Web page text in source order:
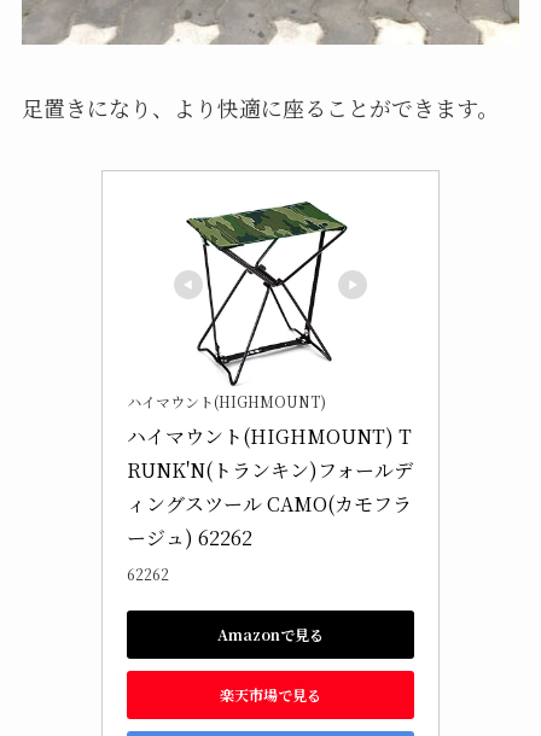
足置きになり、より快適に座ることができます。
ハイマウント(HIGHMOUNT)
ハイマウント(HIGHMOUNT) T
RUNK'N(トランキン)フォールデ
ィングスツール CAMO(カモフラ
ージュ) 62262
62262
Amazonで見る
楽天市場で見る